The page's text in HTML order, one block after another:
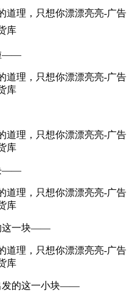
——
——
这一块——
发的这一小块——